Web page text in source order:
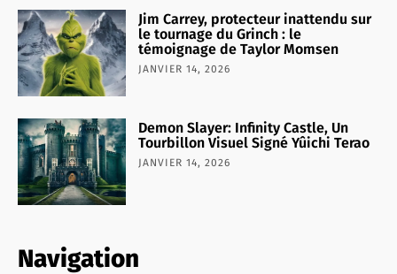
Jim Carrey, protecteur inattendu sur
le tournage du Grinch : le
témoignage de Taylor Momsen
JANVIER 14, 2026
Demon Slayer: Infinity Castle, Un
Tourbillon Visuel Signé Yûichi Terao
JANVIER 14, 2026
Navigation